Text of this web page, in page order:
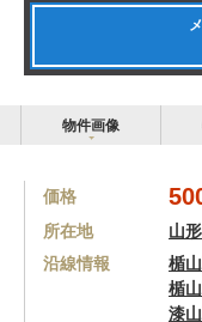
物件画像
価格
所在地 山
沿線情報
楯
楯
漆